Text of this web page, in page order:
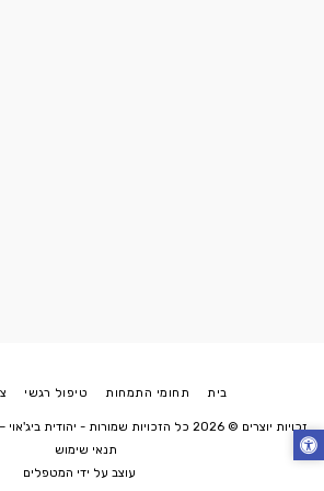
בית תחומי התמחות טיפול רגשי
זכויות יוצרים © 2026 כל הזכויות שמורות -
יהודית
תנאי שימוש
עוצב על ידי המטפלים